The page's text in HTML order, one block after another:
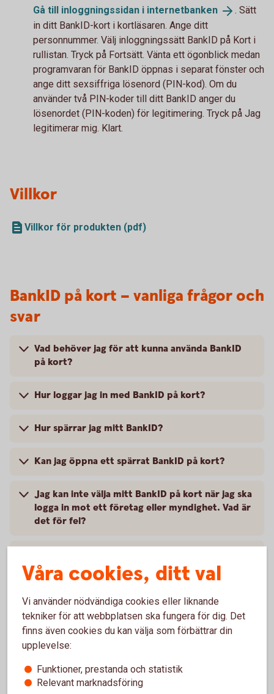
Gå till inloggningssidan i internetbanken
. Sätt
in ditt BankID-kort i kortläsaren. Ange ditt
personnummer. Välj inloggningssätt BankID på Kort i
rullistan. Tryck på Fortsätt. Vänta ett ögonblick medan
programvaran för BankID öppnas i separat fönster och
ange ditt sexsiffriga lösenord (PIN-kod). Om du
använder två PIN-koder till ditt BankID anger du
lösenordet (PIN-koden) för legitimering. Tryck på Jag
legitimerar mig. Klart.
Villkor
Villkor för produkten (pdf)
BankID på kort – vanliga frågor och
svar
Vad behöver jag för att kunna använda BankID
på kort?
Hur loggar jag in med BankID på kort?
Hur spärrar jag mitt BankID?
Kan jag öppna ett spärrat BankID på kort?
Jag kan inte välja mitt BankID på kort när jag ska
logga in mot ett företag eller myndighet. Vad är
det för fel?
att gå ut?
Hur länge gäller BankID på kort?
Hur byter jag lösenord (PIN-kod) på mitt BankID
på kort?
Jag har glömt mitt lösenord. Vad ska jag göra?
Våra cookies, ditt val
Vi använder nödvändiga cookies eller liknande
tekniker för att webbplatsen ska fungera för dig. Det
finns även cookies du kan välja som förbättrar din
upplevelse:
Funktioner, prestanda och statistik
Relevant marknadsföring